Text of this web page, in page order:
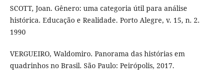
SCOTT, Joan. Gênero: uma categoria útil para análise
histórica. Educação e Realidade. Porto Alegre, v. 15, n. 2.
1990
VERGUEIRO, Waldomiro. Panorama das histórias em
quadrinhos no Brasil. São Paulo: Peirópolis, 2017.